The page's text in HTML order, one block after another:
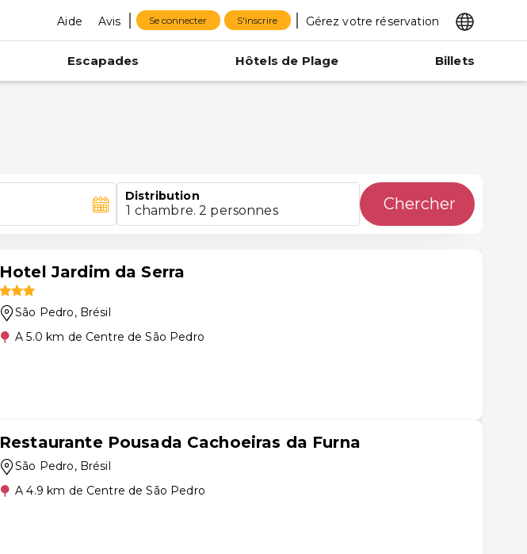
Aide Avis Se connecter S'inscrire Gérez votre réservation
Escapades Hôtels de Plage Billets
Distribution
1 chambre. 2 personnes Chercher
Hotel Jardim da Serra
São Pedro, Brésil
A 5.0 km de Centre de São Pedro
Restaurante Pousada Cachoeiras da Furna
São Pedro, Brésil
A 4.9 km de Centre de São Pedro